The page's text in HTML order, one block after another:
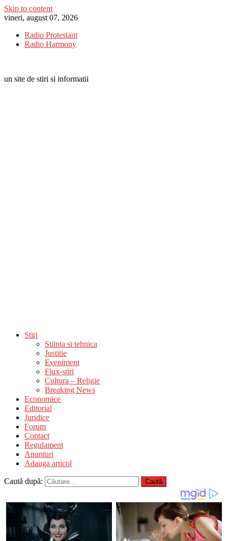
Skip to content
vineri, august 07, 2026
Radio Protestant
Radio Harmony
un site de stiri si informatii
Stiri
Stiinta si tehnica
Justitie
Eveniment
Flux-stiri
Cultura – Religie
Breaking News
Economice
Editorial
Juridice
Forum
Contact
Regulament
Anunturi
Adauga articol
Caută după: